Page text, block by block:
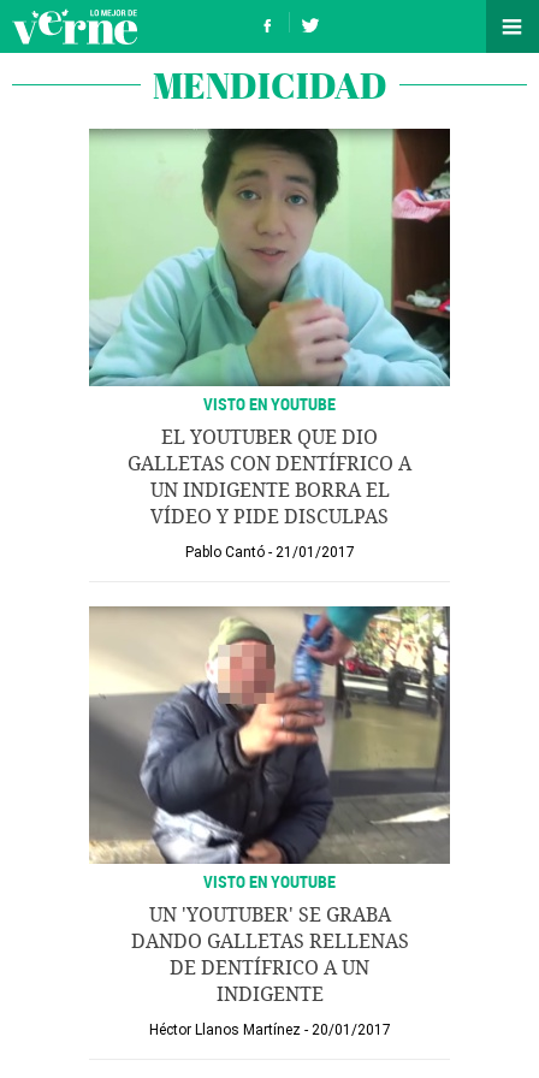
MENDICIDAD
VISTO EN YOUTUBE
EL YOUTUBER QUE DIO
GALLETAS CON DENTÍFRICO A
UN INDIGENTE BORRA EL
VÍDEO Y PIDE DISCULPAS
Pablo Cantó 21/01/2017
VISTO EN YOUTUBE
UN 'YOUTUBER' SE GRABA
DANDO GALLETAS RELLENAS
DE DENTÍFRICO A UN
INDIGENTE
Héctor Llanos Martínez 20/01/2017